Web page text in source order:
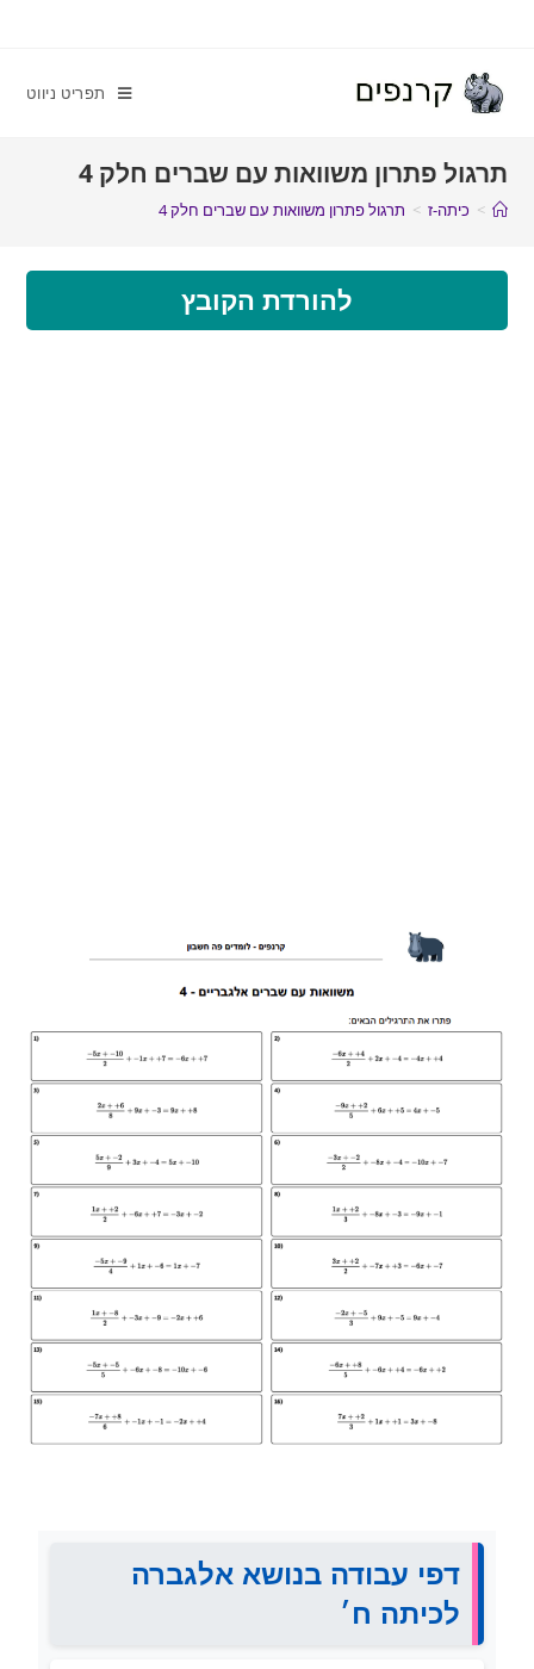
תפריט ניווט
תרגול פתרון משוואות עם שברים חלק 4
> כיתה-ז > תרגול פתרון משוואות עם שברים חלק 4
להורדת הקובץ
דפי עבודה בנושא אלגברה
לכיתה ח׳